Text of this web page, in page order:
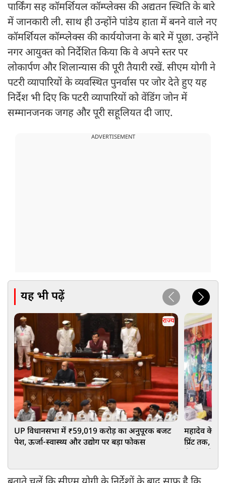
पार्किंग सह कॉमर्शियल कॉम्प्लेक्स की अद्यतन स्थिति के बारे
में जानकारी ली. साथ ही उन्होंने पांडेय हाता में बनने वाले नए
कॉमर्शियल कॉम्प्लेक्स की कार्ययोजना के बारे में पूछा. उन्होंने
नगर आयुक्त को निर्देशित किया कि वे अपने स्तर पर
लोकार्पण और शिलान्यास की पूरी तैयारी रखें. सीएम योगी ने
पटरी व्यापारियों के व्यवस्थित पुनर्वास पर जोर देते हुए यह
निर्देश भी दिए कि पटरी व्यापारियों को वेंडिंग जोन में
सम्मानजनक जगह और पूरी सहूलियत दी जाए.
ADVERTISEMENT
यह भी पढ़ें
राज्य
UP विधानसभा में ₹59,019 करोड़ का अनुपूरक बजट
पेश, ऊर्जा-स्वास्थ्य और उद्योग पर बड़ा फोकस
महादेव के
प्रिंट तक,